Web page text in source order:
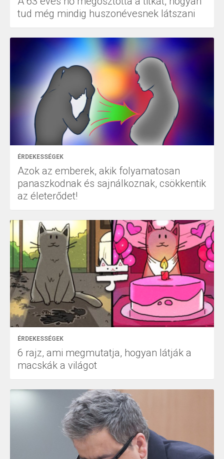
tud még mindig huszonévesnek látszani
ÉRDEKESSÉGEK
Azok az emberek, akik folyamatosan
panaszkodnak és sajnálkoznak, csökkentik
az életerődet!
ÉRDEKESSÉGEK
6 rajz, ami megmutatja, hogyan látják a
macskák a világot